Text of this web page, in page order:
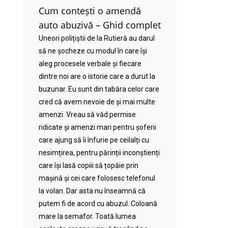
Cum contești o amendă
auto abuzivă – Ghid complet
Uneori polițiștii de la Rutieră au darul
să ne șocheze cu modul în care își
aleg procesele verbale și fiecare
dintre noi are o istorie care a durut la
buzunar. Eu sunt din tabăra celor care
cred că avem nevoie de și mai multe
amenzi. Vreau să văd permise
ridicate și amenzi mari pentru șoferii
care ajung să îi înfurie pe ceilalți cu
nesimțirea, pentru părinții inconștienți
care își lasă copiii să țopăie prin
mașină și cei care folosesc telefonul
la volan. Dar asta nu înseamnă că
putem fi de acord cu abuzul. Coloană
mare la semafor. Toată lumea